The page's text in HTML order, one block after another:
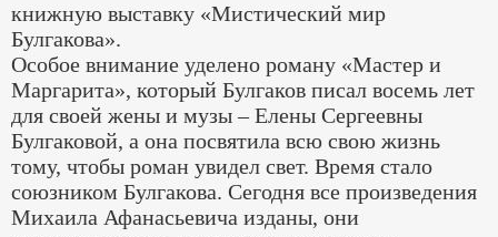
книжную выставку «Мистический мир
Булгакова».
Особое внимание уделено роману «Мастер и
Маргарита», который Булгаков писал восемь лет
для своей жены и музы – Елены Сергеевны
Булгаковой, а она посвятила всю свою жизнь
тому, чтобы роман увидел свет. Время стало
союзником Булгакова. Сегодня все произведения
Михаила Афанасьевича изданы, они